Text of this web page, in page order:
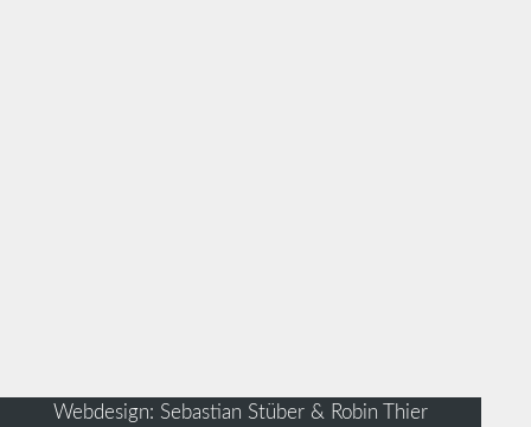
Webdesign: Sebastian Stüber & Robin Thier